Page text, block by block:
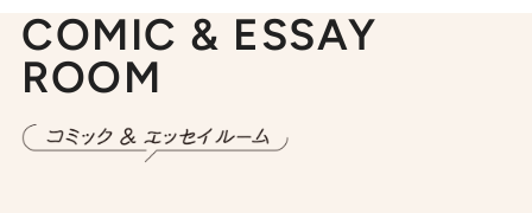
COMIC & ESSAY
ROOM